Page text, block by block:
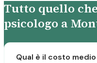
Tutto quello
psicologo a
Qual è il costo